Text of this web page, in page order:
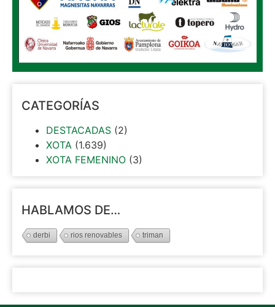
CATEGORÍAS
DESTACADAS (2)
XOTA (1.639)
XOTA FEMENINO (3)
HABLAMOS DE…
derbi rios renovables triman